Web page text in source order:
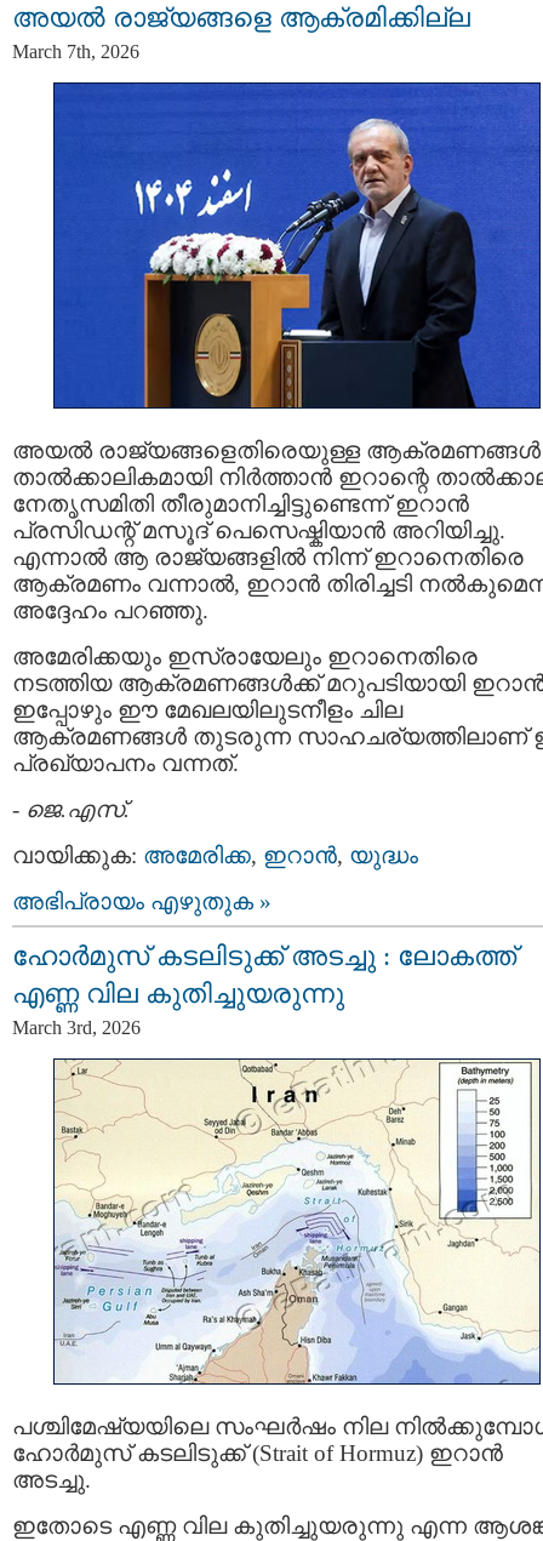
അയൽ രാജ്യങ്ങളെ ആക്രമിക്കില്ല
March 7th, 2026
അയൽ രാജ്യങ്ങളെതിരെയുള്ള ആക്രമണങ്ങൾ
താൽക്കാലികമായി നിർത്താൻ ഇറാന്റെ
നേതൃസമിതി തീരുമാനിച്ചിട്ടുണ്ടെന്ന് ഇറാൻ
പ്രസിഡന്റ് മസൂദ് പെസെഷ്കിയാൻ അറിയിച്ചു.
എന്നാൽ ആ രാജ്യങ്ങളിൽ നിന്ന് ഇറാനെതിരെ
ആക്രമണം വന്നാൽ, ഇറാൻ തിരിച്ചടി
അദ്ദേഹം പറഞ്ഞു.
അമേരിക്കയും ഇസ്രായേലും ഇറാനെതിരെ
നടത്തിയ ആക്രമണങ്ങൾക്ക് മറുപടിയായി
ഇപ്പോഴും ഈ മേഖലയിലുടനീളം ചില
ആക്രമണങ്ങൾ തുടരുന്ന
പ്രഖ്യാപനം വന്നത്.
- ജെ.എസ്.
വായിക്കുക: അമേരിക്ക, ഇറാന്‍, യുദ്ധം
അഭിപ്രായം എഴുതുക »
ഹോർമുസ് കടലിടുക്ക് അടച്ചു : ലോകത്ത്
എണ്ണ വില കുതിച്ചുയരുന്നു
March 3rd, 2026
പശ്ചിമേഷ്യയിലെ സംഘർഷം നില
ഹോർമുസ് കടലിടുക്ക് (Strait of Hormuz) ഇറാൻ
അടച്ചു.
ഇതോടെ എണ്ണ വില കുതിച്ചുയരുന്നു എന്ന